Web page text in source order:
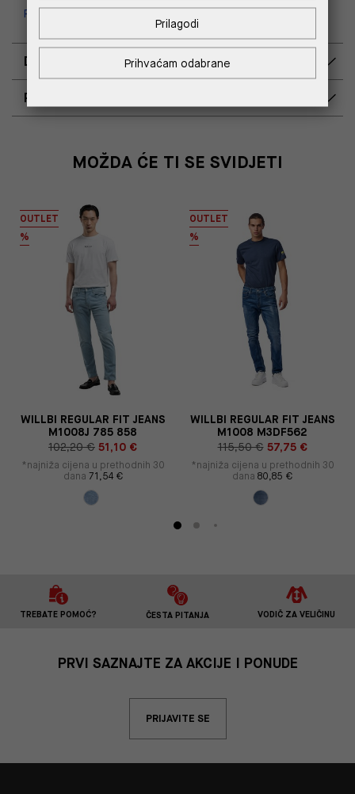
Replay Outlet Store, Split
DOSTAVA
POVRAT I ZAMJENA
MOŽDA ĆE TI SE SVIDJETI
OUTLET
%
WILLBI REGULAR FIT JEANS
M1008J 785 858
102,20 € 51,10 €
*najniža cijena u prethodnih 30
dana 71,54 €
OUTLET
%
WILLBI REGULAR FIT JEANS
M1008 M3DF562
115,50 € 57,75 €
*najniža cijena u prethodnih 30
dana 80,85 €
TREBATE POMOĆ? ČESTA PITANJA VODIČ ZA VELIČINU
PRVI SAZNAJTE ZA AKCIJE I PONUDE
PRIJAVITE SE
Prihvaćam odabrane
Prilagodi